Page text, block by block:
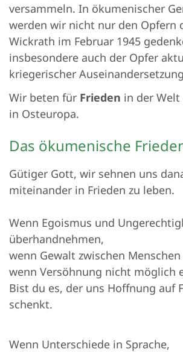
versammeln. In ökumenischer
werden wir nicht nur den Opfern
Wickrath im Februar 1945
insbesondere auch der Opfer
kriegerischer
Wir beten für Frieden in der
in Osteuropa.
Das ökumenische
Gütiger Gott, wir sehnen uns
miteinander in Frieden zu leben.
Wenn Egoismus und
überhandnehmen,
wenn Gewalt zwischen
wenn Versöhnung nicht möglich
Bist du es, der uns Hoffnung auf
schenkt.
Wenn Unterschiede in Sprache,